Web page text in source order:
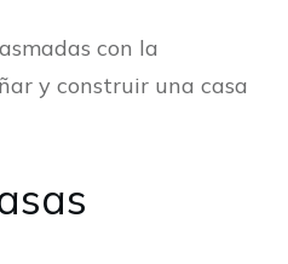
con la
y construir una casa